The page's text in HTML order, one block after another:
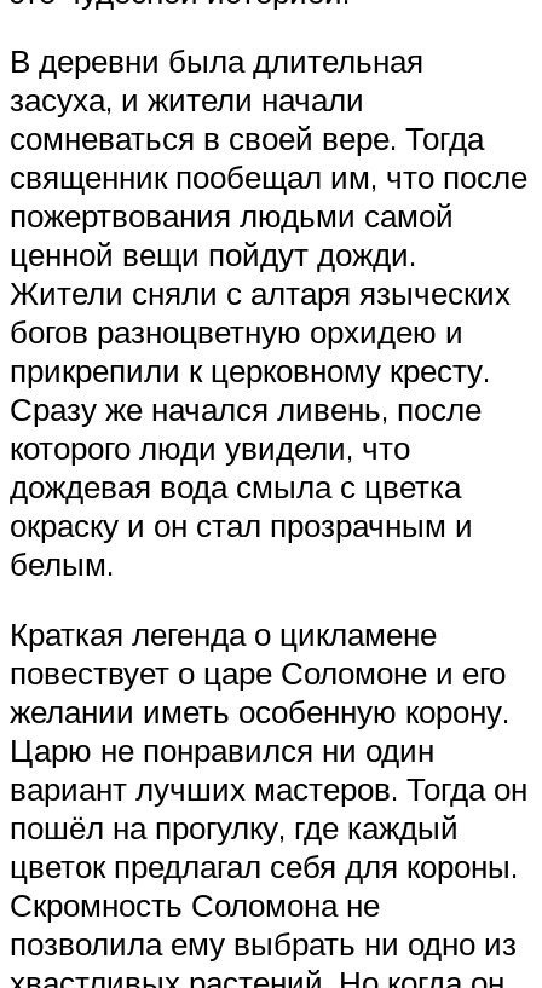
В деревни была длительная
засуха, и жители начали
сомневаться в своей вере. Тогда
священник пообещал им, что после
пожертвования людьми самой
ценной вещи пойдут дожди.
Жители сняли с алтаря языческих
богов разноцветную орхидею и
прикрепили к церковному кресту.
Сразу же начался ливень, после
которого люди увидели, что
дождевая вода смыла с цветка
окраску и он стал прозрачным и
белым.
Краткая легенда о цикламене
повествует о царе Соломоне и его
желании иметь особенную корону.
Царю не понравился ни один
вариант лучших мастеров. Тогда он
пошёл на прогулку, где каждый
цветок предлагал себя для короны.
Скромность Соломона не
позволила ему выбрать ни одно из